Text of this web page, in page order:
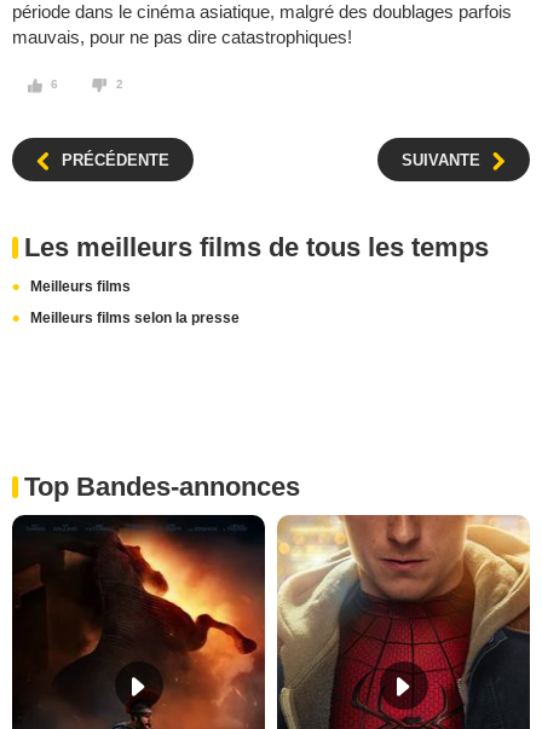
période dans le cinéma asiatique, malgré des doublages parfois
mauvais, pour ne pas dire catastrophiques!
6 2
PRÉCÉDENTE SUIVANTE
Les meilleurs films de tous les temps
Meilleurs films
Meilleurs films selon la presse
Top Bandes-annonces